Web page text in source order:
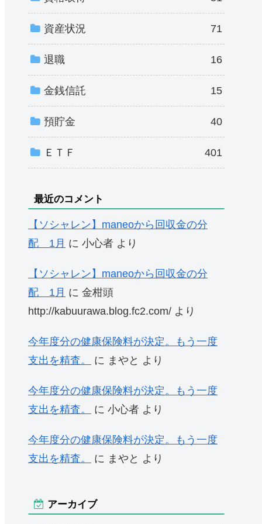
資産状況 71
退職 16
金銭信託 15
預貯金 40
ＥＴＦ 401
最近のコメント
【ソシャレン】maneoから回収金の分
配 1月 に 小心者 より
【ソシャレン】maneoから回収金の分
配 1月 に 金柑頭
http://kabuurawa.blog.fc2.com/ より
今年度分の健康保険料が決定。もう一度
支出を精査。
に まやと より
今年度分の健康保険料が決定。もう一度
支出を精査。
に 小心者 より
今年度分の健康保険料が決定。もう一度
支出を精査。
に まやと より
アーカイブ